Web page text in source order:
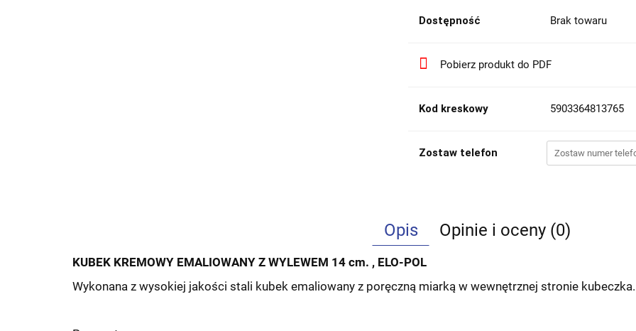
Dostępność Brak towaru
Pobierz produkt do PDF
Kod kreskowy 5903364813765
Zostaw telefon
Opis Opinie i oceny (0)
KUBEK KREMOWY EMALIOWANY Z WYLEWEM 14 cm. , ELO-POL
Wykonana z wysokiej jakości stali kubek emaliowany z poręczną miarką w wewnętrznej stronie kubeczka.